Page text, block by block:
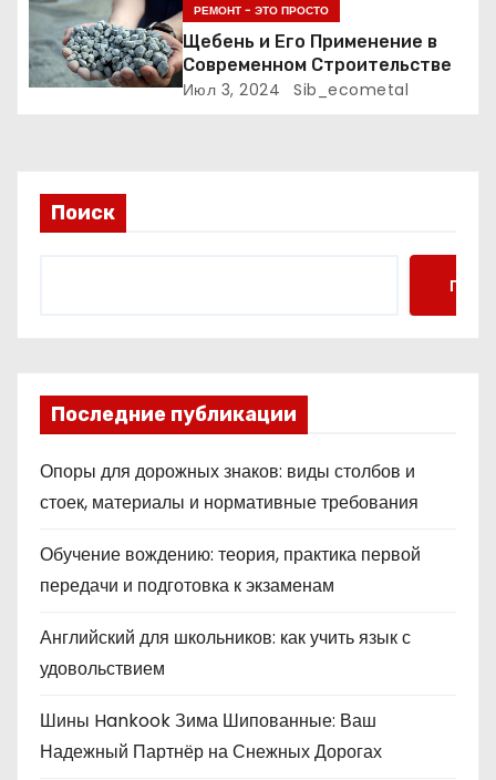
я
м
РЕМОНТ - ЭТО ПРОСТО
Щебень и Его Применение в
Современном Строительстве
Июл 3, 2024 Sib_ecometal
Поиск
Поиск
Последние публикации
Опоры для дорожных знаков: виды столбов и
стоек, материалы и нормативные требования
Обучение вождению: теория, практика первой
передачи и подготовка к экзаменам
Английский для школьников: как учить язык с
удовольствием
Шины Hankook Зима Шипованные: Ваш
Надежный Партнёр на Снежных Дорогах